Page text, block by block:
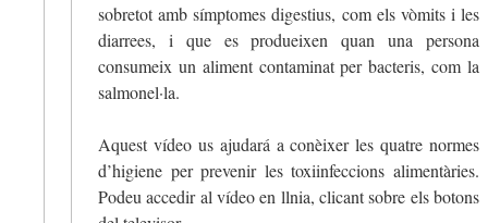
sobretot amb símptomes digestius, com els vòmits i les
diarrees, i que es produeixen quan una persona
consumeix un aliment contaminat per bacteris, com la
salmonel·la.
Aquest vídeo us ajudará a conèixer les quatre normes
d’higiene per prevenir les toxiinfeccions alimentàries.
Podeu accedir al vídeo en llnia, clicant sobre els botons